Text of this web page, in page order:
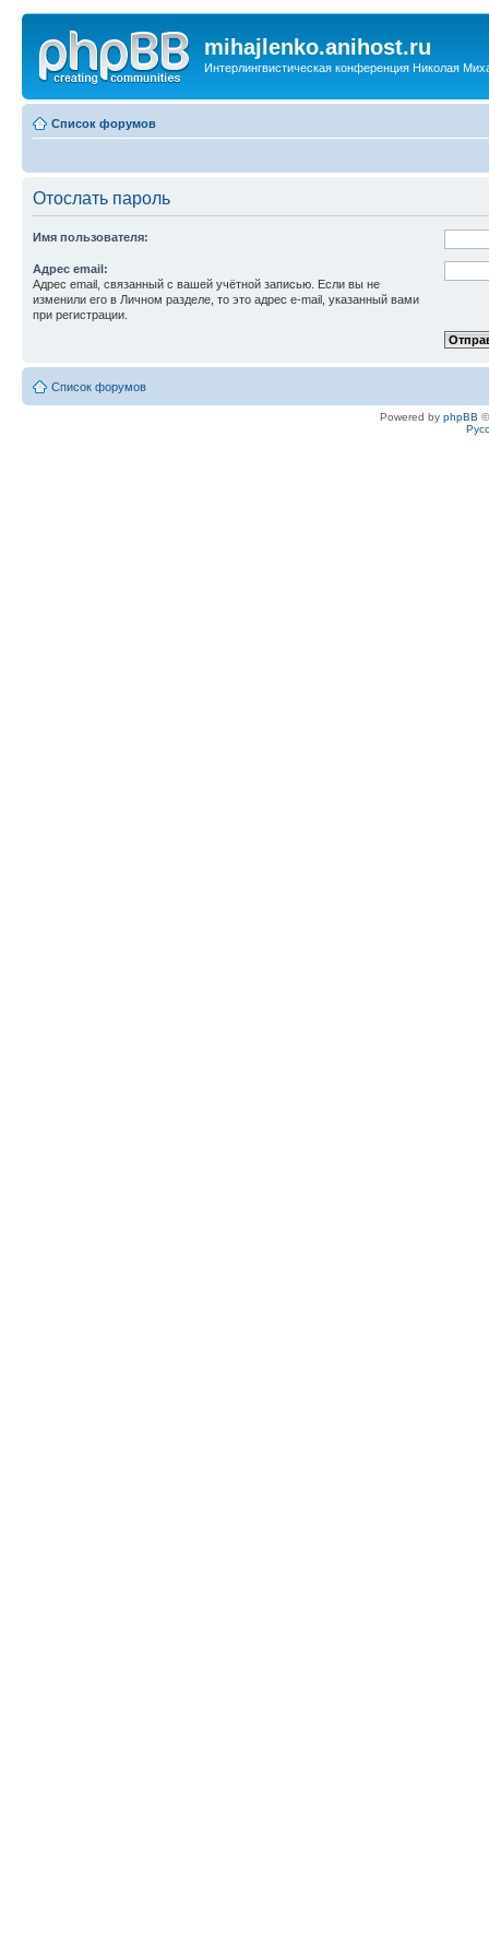
mihajlenko.anihost.ru
Интерлингвистическая конференция Николая
Список форумов
Отослать пароль
Имя пользователя:
Адрес email:
Адрес email, связанный с вашей учётной записью. Если вы не
изменили его в Личном разделе, то это адрес e-mail, указанный вами
при регистрации.
Список форумов
Powered by phpBB